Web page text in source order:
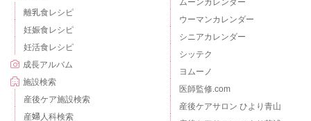
離乳食レシピ
妊娠食レシピ
妊活食レシピ
成長アルバム
施設検索
産後ケア施設検索
産婦人科検索
ムーンカレンダー
ウーマンカレンダー
シニアカレンダー
シッテク
ヨムーノ
医師監修.com
産後ケアサロン ひより青山